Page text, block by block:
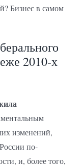
Бизнес в самом
2010-х
изменений,
по-
и, более того,